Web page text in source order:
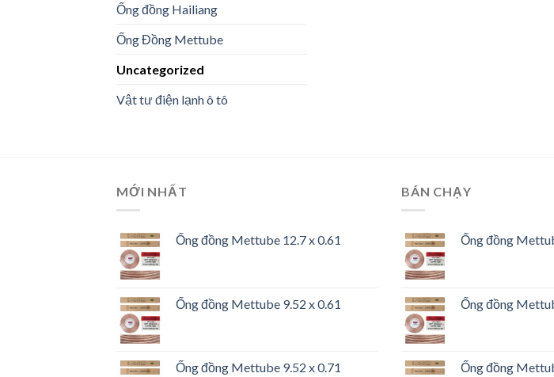
Ống đồng Hailiang
Ống Đồng Mettube
Uncategorized
Vật tư điện lạnh ô tô
MỚI NHẤT
Ống đồng Mettube 12.7 x 0.61
Ống đồng Mettube 9.52 x 0.61
Ống đồng Mettube 9.52 x 0.71
BÁN CHẠY
Ống đồng
Ống đồng
Ống đồng